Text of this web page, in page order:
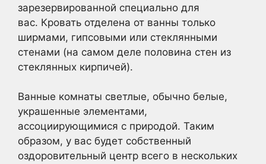
зарезервированной специально для
вас. Кровать отделена от ванны только
ширмами, гипсовыми или стеклянными
стенами (на самом деле половина стен из
стеклянных кирпичей).
Ванные комнаты светлые, обычно белые,
украшенные элементами,
ассоциирующимися с природой. Таким
образом, у вас будет собственный
оздоровительный центр всего в нескольких